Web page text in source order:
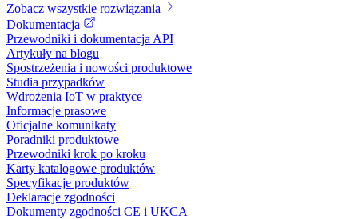
Zobacz wszystkie rozwiązania
Dokumentacja
Przewodniki i dokumentacja API
Artykuły na blogu
Spostrzeżenia i nowości produktowe
Studia przypadków
Wdrożenia IoT w praktyce
Informacje prasowe
Oficjalne komunikaty
Poradniki produktowe
Przewodniki krok po kroku
Karty katalogowe produktów
Specyfikacje produktów
Deklaracje zgodności
Dokumenty zgodności CE i UKCA